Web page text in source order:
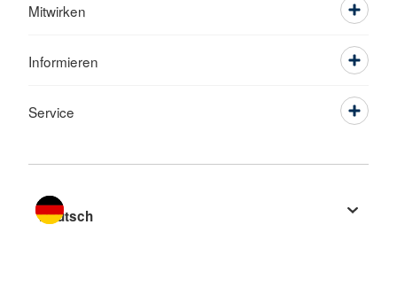
Mitwirken
Informieren
Service
Sprache wechseln zu